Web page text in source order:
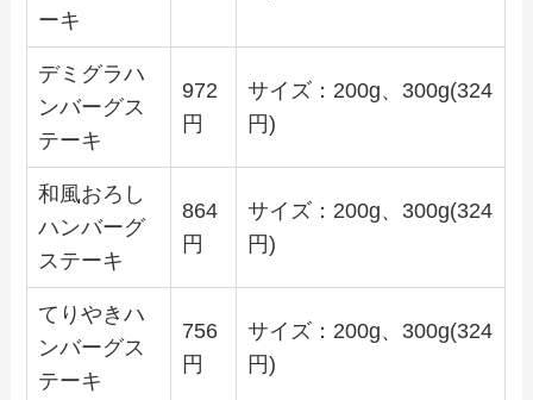
ーキ
デミグラハ
ンバーグス
テーキ
972
円
サイズ：200g、300g(324
円)
和風おろし
ハンバーグ
ステーキ
864
円
サイズ：200g、300g(324
円)
てりやきハ
ンバーグス
テーキ
756
円
サイズ：200g、300g(324
円)